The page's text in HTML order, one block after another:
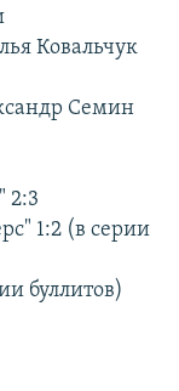
Ковальчук
Семин
2:3
1:2 (в серии
буллитов)